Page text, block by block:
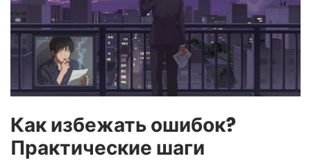
Как избежать ошибок?
Практические шаги